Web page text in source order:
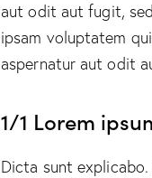
aut odit aut fugit,
ipsam voluptatem
aspernatur aut odit
1/1 Lorem
Dicta sunt